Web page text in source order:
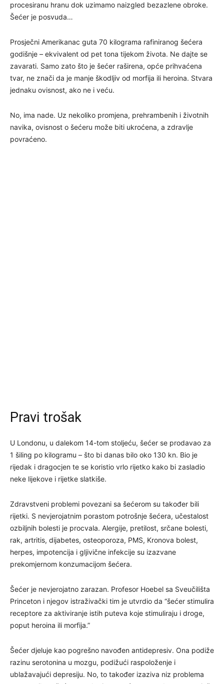
procesiranu hranu dok uzimamo naizgled bezazlene obroke.
Šećer je posvuda…
Prosječni Amerikanac guta 70 kilograma rafiniranog šećera
godišnje – ekvivalent od pet tona tijekom života. Ne dajte se
zavarati. Samo zato što je šećer raširena, opće prihvaćena
tvar, ne znači da je manje škodljiv od morfija ili heroina. Stvara
jednaku ovisnost, ako ne i veću.
No, ima nade. Uz nekoliko promjena, prehrambenih i životnih
navika, ovisnost o šećeru može biti ukroćena, a zdravlje
povraćeno.
Pravi trošak
U Londonu, u dalekom 14-tom stoljeću, šećer se prodavao za
1 šiling po kilogramu – što bi danas bilo oko 130 kn. Bio je
rijedak i dragocjen te se koristio vrlo rijetko kako bi zasladio
neke lijekove i rijetke slatkiše.
Zdravstveni problemi povezani sa šećerom su također bili
rijetki. S nevjerojatnim porastom potrošnje šećera, učestalost
ozbiljnih bolesti je procvala. Alergije, pretilost, srčane bolesti,
rak, artritis, dijabetes, osteoporoza, PMS, Kronova bolest,
herpes, impotencija i gljivične infekcije su izazvane
prekomjernom konzumacijom šećera.
Šećer je nevjerojatno zarazan. Profesor Hoebel sa Sveučilišta
Princeton i njegov istraživački tim je utvrdio da “šećer stimulira
receptore za aktiviranje istih puteva koje stimuliraju i droge,
poput heroina ili morfija.”
Šećer djeluje kao pogrešno navođen antidepresiv. Ona podiže
razinu serotonina u mozgu, podižući raspoloženje i
ublažavajući depresiju. No, to također izaziva niz problema